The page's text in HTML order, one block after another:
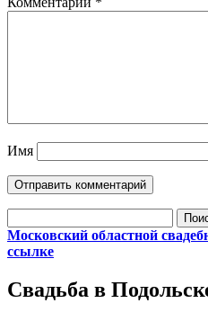
Имя
Московский областной
ссылке
Свадьба в